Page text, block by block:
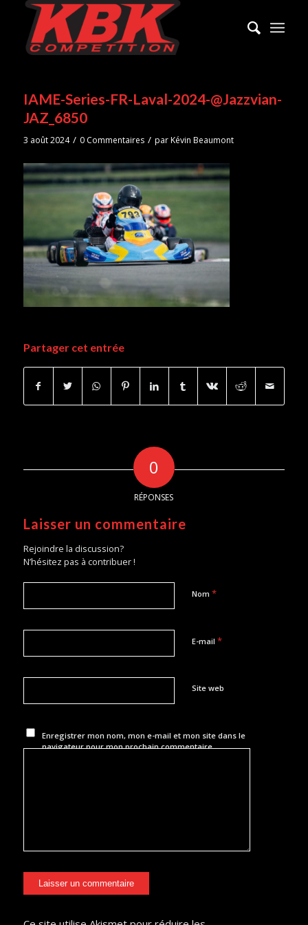
IAME-Series-FR-Laval-2024-@Jazzvian-
JAZ_6850
3 août 2024 / 0 Commentaires / parKévin Beaumont
Partager cet entrée
0
RÉPONSES
Laisser un commentaire
Rejoindre la discussion?
N’hésitez pas à contribuer !
Nom *
E-mail *
Site web
Enregistrer mon nom, mon e-mail et mon site dans le
navigateur pour mon prochain commentaire.